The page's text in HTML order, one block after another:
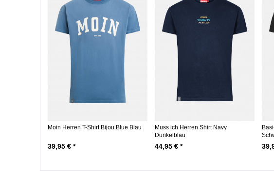
Moin Herren T-Shirt Bijou Blue Blau
39,95 € *
Muss ich Herren Shirt Navy
Dunkelblau
44,95 € *